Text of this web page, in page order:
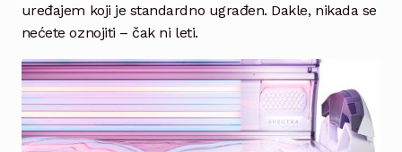
uređajem koji je standardno ugrađen. Dakle, nikada se
nećete oznojiti – čak ni leti.